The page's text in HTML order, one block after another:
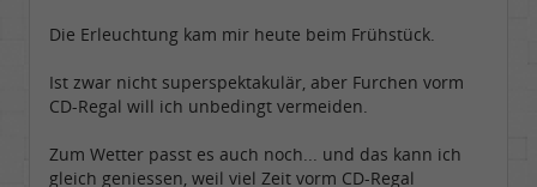
Die Erleuchtung kam mir heute beim Frühstück.
Ist zwar nicht superspektakulär, aber Furchen vorm
CD-Regal will ich unbedingt vermeiden.
Zum Wetter passt es auch noch... und das kann ich
gleich geniessen, weil viel Zeit vorm CD-Regal